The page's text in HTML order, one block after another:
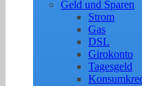
Geld und Sparen
Strom
Gas
DSL
Girokonto
Tagesgeld